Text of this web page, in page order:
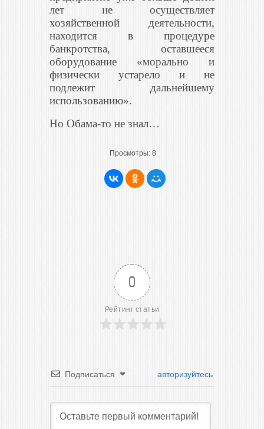
лет не осуществляет
хозяйственной деятельности,
находится в процедуре
банкротства, оставшееся
оборудование «морально и
физически устарело и не
подлежит дальнейшему
использованию».
Но Обама-то не знал…
Просмотры: 8
0
Рейтинг статьи
Подписаться авторизуйтесь